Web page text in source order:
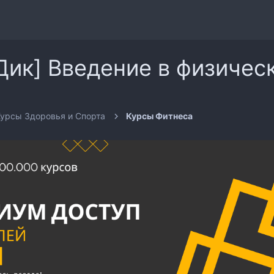
Введение в
Здоровья и Спорта Курсы Фитнеса